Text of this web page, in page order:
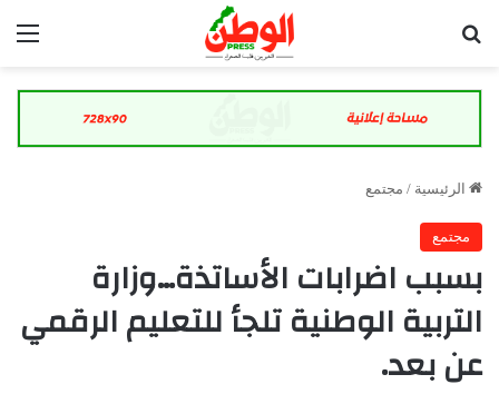
الرئيسية / مجتمع
مجتمع
بسبب اضرابات الأساتذة…وزارة
التربية الوطنية تلجأ للتعليم الرقمي
عن بعد.